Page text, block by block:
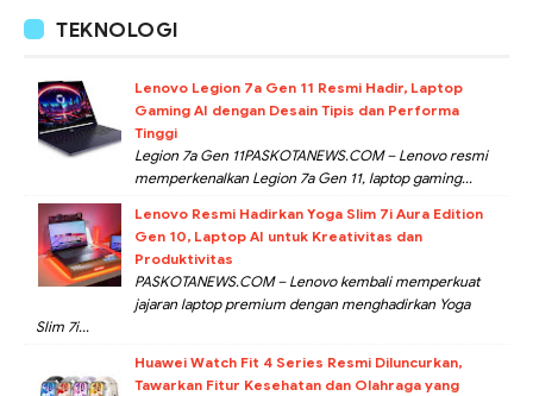
TEKNOLOGI
Lenovo Legion 7a Gen 11 Resmi Hadir, Laptop
Gaming AI dengan Desain Tipis dan Performa
Tinggi
Legion 7a Gen 11PASKOTANEWS.COM – Lenovo resmi
memperkenalkan Legion 7a Gen 11, laptop gaming...
Lenovo Resmi Hadirkan Yoga Slim 7i Aura Edition
Gen 10, Laptop AI untuk Kreativitas dan
Produktivitas
PASKOTANEWS.COM – Lenovo kembali memperkuat
jajaran laptop premium dengan menghadirkan Yoga
Slim 7i...
Huawei Watch Fit 4 Series Resmi Diluncurkan,
Tawarkan Fitur Kesehatan dan Olahraga yang